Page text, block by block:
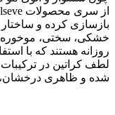
بازسازی کرده و
روزانه هستند که با
لطف کراتین در
شده و ظاهری